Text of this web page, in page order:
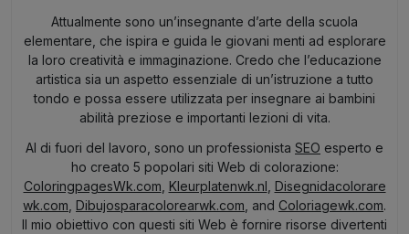
Attualmente sono un’insegnante d’arte della scuola
elementare, che ispira e guida le giovani menti ad esplorare
la loro creatività e immaginazione. Credo che l’educazione
artistica sia un aspetto essenziale di un’istruzione a tutto
tondo e possa essere utilizzata per insegnare ai bambini
abilità preziose e importanti lezioni di vita.
Al di fuori del lavoro, sono un professionista SEO esperto e
ho creato 5 popolari siti Web di colorazione:
ColoringpagesWk.com Kleurplatenwk.nl Disegnidacolorare
wk.com Dibujosparacolorearwk.com , and Coloriagewk.com.
Il mio obiettivo con questi siti Web è fornire risorse divertenti